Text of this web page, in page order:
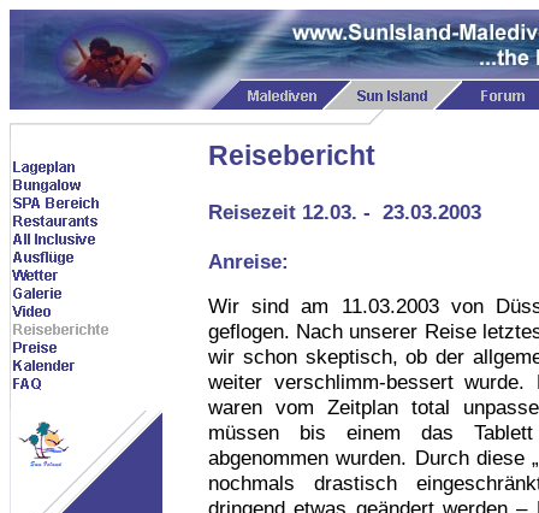
Reisebericht
Reisezeit 12.03. - 23.03.2003
Anreise:
Wir sind am 11.03.2003 von
geflogen. Nach unserer Reise
wir schon skeptisch, ob der
weiter verschlimm-bessert
waren vom Zeitplan total
müssen bis einem das
abgenommen wurden. Durch diese
nochmals drastisch
dringend etwas geändert werden